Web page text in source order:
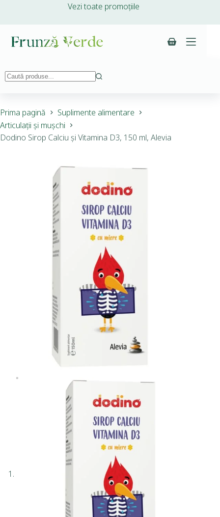
Vezi toate promoțiile
Prima pagină
Suplimente alimentare
Articulații și mușchi
Dodino Sirop Calciu și Vitamina D3, 150 ml, Alevia